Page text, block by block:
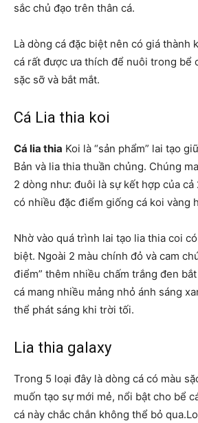
sắc chủ đạo trên thân cá.
Là dòng cá đặc biệt nên có giá thành
cá rất được ưa thích để nuôi trong bể
sặc sỡ và bắt mắt.
Cá Lia thia koi
Cá lia thia Koi là “sản phẩm” lai tạo
Bản và lia thia thuần chủng. Chúng
2 dòng như: đuôi là sự kết hợp của
có nhiều đặc điểm giống cá koi vàng
Nhờ vào quá trình lai tạo lia thia coi
biệt. Ngoài 2 màu chính đỏ và cam
điểm” thêm nhiều chấm trắng đen
cá mang nhiều mảng nhỏ ánh sáng
thể phát sáng khi trời tối.
Lia thia galaxy
Trong 5 loại đây là dòng cá có màu
muốn tạo sự mới mẻ, nổi bật cho bể
cá này chắc chắn không thể bỏ